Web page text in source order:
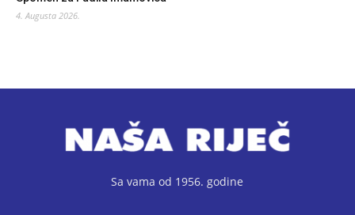
4. Augusta 2026.
Sa vama od 1956. godine